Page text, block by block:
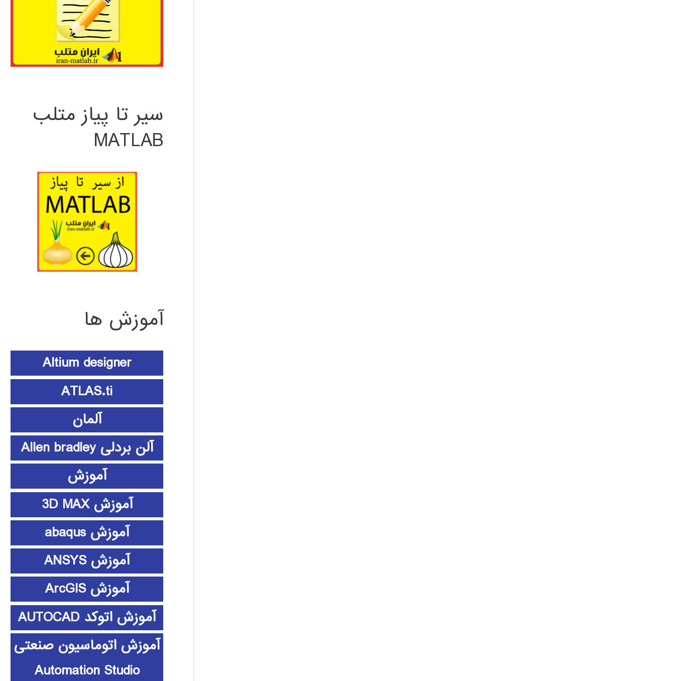
سیر تا پیاز متلب
MATLAB
آموزش ها
Altium designer
ATLAS.ti
آلمان
آلن بردلی Allen bradley
آموزش
آموزش 3D MAX
آموزش abaqus
آموزش ANSYS
آموزش ArcGIS
آموزش اتوکد AUTOCAD
آموزش اتوماسیون صنعتی
Automation Studio